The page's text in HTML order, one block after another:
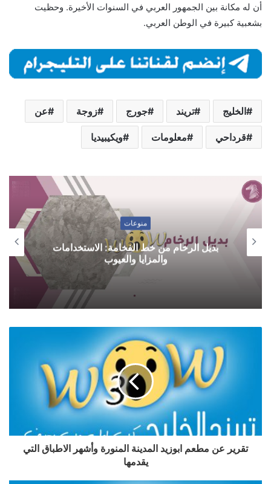
أن له مكانة بين الجمهور العربي في السنوات الأخيرة. وحظيت
بشعبية كبيرة في الوطن العربي.
الخليج تريند جورج زوجة عن
قرداحي معلومات ويكيبيديا
منوعات
بديل الرخام من خط الفخامة: الاستخدامات
والمزايا والعيوب
تقرير عن مطعم ابوزيد المدينة المنورة ​وأشهر الاطباق التي
يقدمها